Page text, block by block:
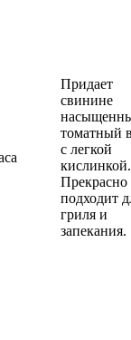
Придает
свинине
томатный
с легкой
кислинкой.
Прекрасно
подходит
гриля и
запекания.